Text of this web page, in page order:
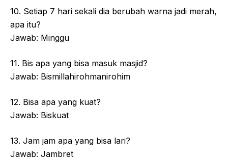
10. Setiap 7 hari sekali dia berubah warna jadi merah,
apa itu?
Jawab: Minggu
11. Bis apa yang bisa masuk masjid?
Jawab: Bismillahirohmanirohim
12. Bisa apa yang kuat?
Jawab: Biskuat
13. Jam jam apa yang bisa lari?
Jawab: Jambret